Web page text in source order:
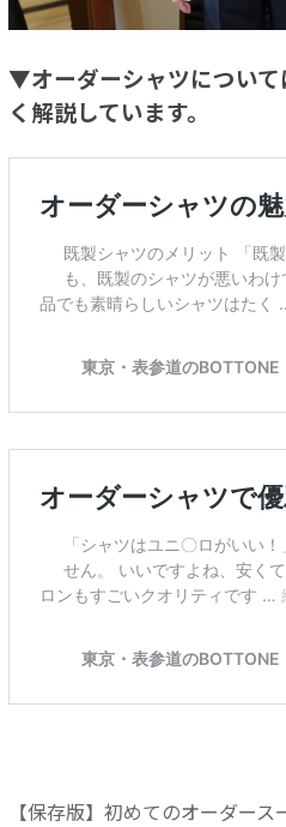
▼オーダーシャツについて
く解説しています。
【保存版】初めてのオーダー